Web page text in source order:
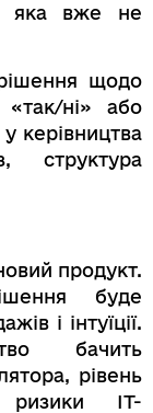
яка вже не
щодо
«так/ні» або
керівництва
структура
продукт.
буде
і інтуїції.
бачить
рівень
ризики ІТ-